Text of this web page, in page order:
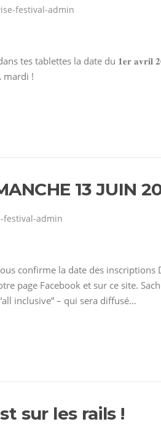
festival-admin
tes tablettes la date du 𝟏𝐞𝐫
mardi !
13 JUIN
festival-admin
confirme la date des inscriptions
page Facebook et sur ce site.
inclusive” – qui sera diffusé…
sur les rails !